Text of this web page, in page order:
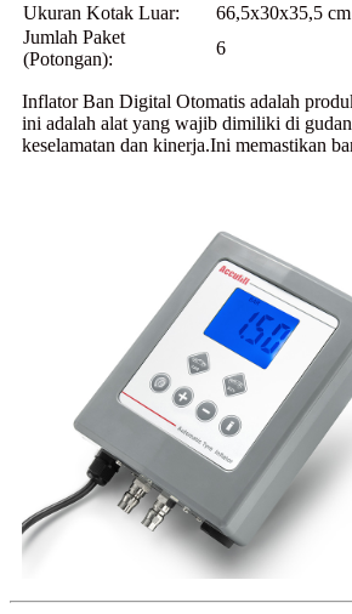
Ukuran Kotak Luar:
66,5x30x35,5 cm
Jumlah Paket
(Potongan):
6
Inflator Ban Digital Otomatis adalah
ini adalah alat yang wajib dimiliki di
keselamatan dan kinerja.Ini memastikan